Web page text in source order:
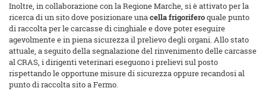
Inoltre, in collaborazione con la Regione Marche, si è attivato per la
ricerca di un sito dove posizionare unacella frigoriferoquale punto
di raccolta per le carcasse di cinghiale e dove poter eseguire
agevolmente e in piena sicurezza il prelievo degli organi. Allo stato
attuale, a seguito della segnalazione del rinvenimento delle carcasse
al CRAS, i dirigenti veterinari eseguono i prelievi sul posto
rispettando le opportune misure di sicurezza oppure recandosi al
punto di raccolta sito a Fermo.